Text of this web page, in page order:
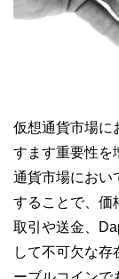
仮想通貨市場に
すます重要性を
通貨市場におい
することで、価
取引や送金、
して不可欠な